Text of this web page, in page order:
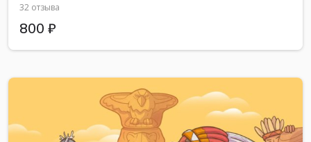
32 отзыва
800 ₽